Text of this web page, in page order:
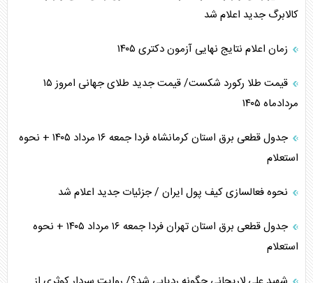
کالابرگ جدید اعلام شد
زمان اعلام نتایج نهایی آزمون دکتری ۱۴۰۵
قیمت طلا رکورد شکست/ قیمت جدید طلای جهانی امروز ۱۵
مردادماه ۱۴۰۵
جدول قطعی برق استان کرمانشاه فردا جمعه ۱۶ مرداد ۱۴۰۵ + نحوه
استعلام
نحوه فعالسازی کیف پول ایران / جزئیات جدید اعلام شد
جدول قطعی برق استان تهران فردا جمعه ۱۶ مرداد ۱۴۰۵ + نحوه
استعلام